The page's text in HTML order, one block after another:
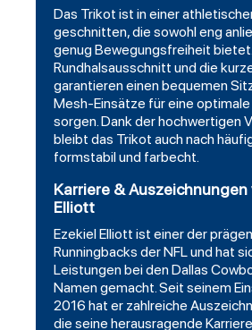
Das Trikot ist in einer
geschnitten, die sowohl eng
genug Bewegungsfreiheit
Rundhalsausschnitt und die
garantieren einen bequemen
Mesh-Einsätze für eine
sorgen. Dank der hochwertigen
bleibt das Trikot auch nach
formstabil und farbecht.
Karriere & Auszeichnungen
Elliott
Ezekiel Elliott ist einer der
Runningbacks der NFL und hat
Leistungen bei den Dallas
Namen gemacht. Seit seinem
2016 hat er zahlreiche
die seine herausragende